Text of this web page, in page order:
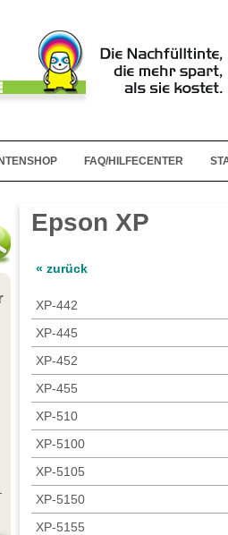
FAQ/HILFECENTER
Epson XP
« zurück
XP-442
XP-445
XP-452
XP-455
XP-510
XP-5100
XP-5105
XP-5150
XP-5155